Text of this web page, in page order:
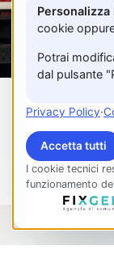
cookie
Potrai
dal pulsante
Privacy Policy·
Accetta tutti
I cookie tecnici
funzionamento